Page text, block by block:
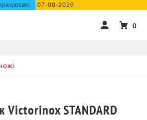
07-08-2026
0
Victorinox STANDARD